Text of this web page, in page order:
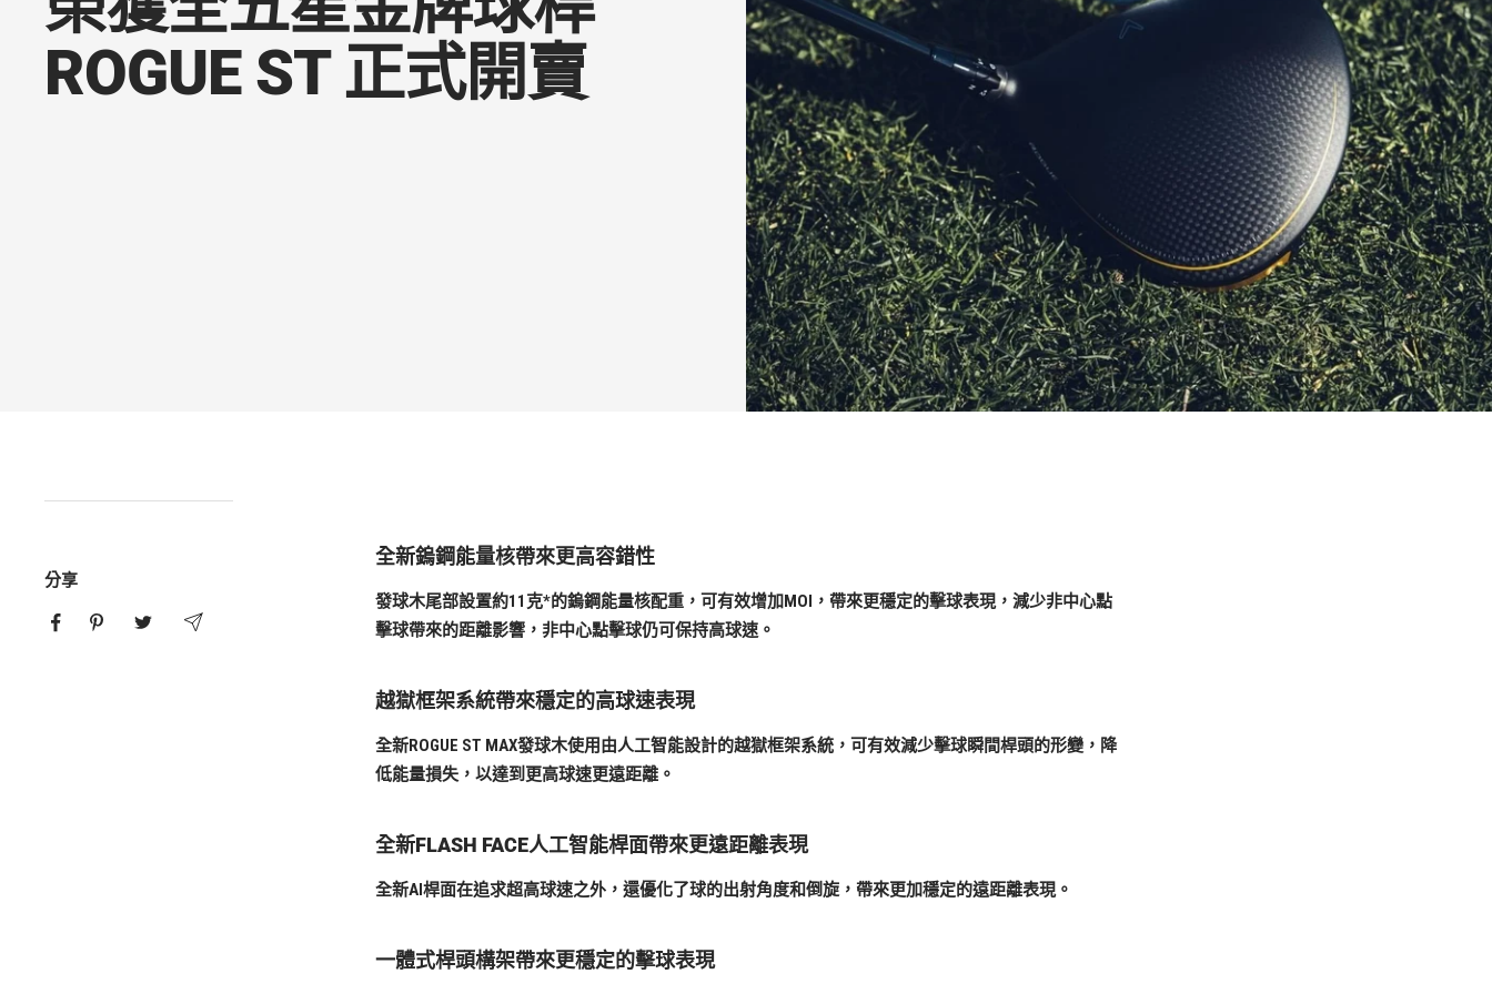
ROGUE ST 正式開賣
分享
全新鎢鋼能量核帶來更高容錯性
發球木尾部設置約11克*的鎢鋼能量核配重，可有效增加MOI，帶來更穩定的擊球表現，減少非中心點
擊球帶來的距離影響，非中心點擊球仍可保持高球速。
越獄框架系統帶來穩定的高球速表現
全新ROGUE ST MAX發球木使用由人工智能設計的越獄框架系統，可有效減少擊球瞬間桿頭的形變，降
低能量損失，以達到更高球速更遠距離。
全新FLASH FACE人工智能桿面帶來更遠距離表現
全新AI桿面在追求超高球速之外，還優化了球的出射角度和倒旋，帶來更加穩定的遠距離表現。
一體式桿頭構架帶來更穩定的擊球表現